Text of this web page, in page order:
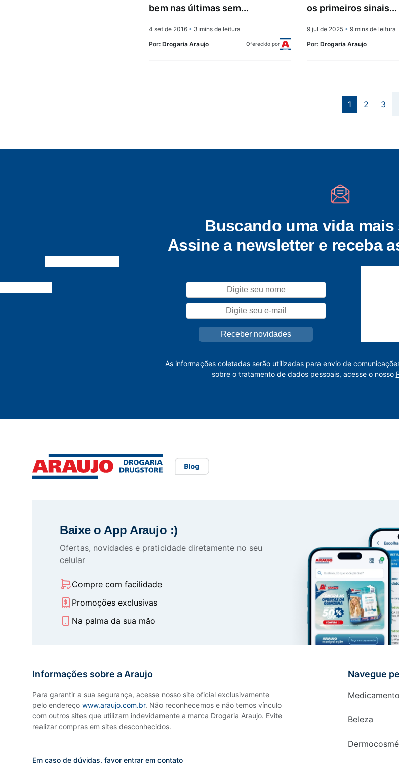
bem nas últimas sem...
4 set de 2016 • 3 mins de leitura
Por: Drogaria Araujo Oferecido por
os primeiros sinais...
9 jul de 2025 • 9 mins de leitura
Por: Drogaria Araujo
1 2 3
Buscando uma vida mais
Assine a newsletter e receba
As informações coletadas serão utilizadas para envio de
sobre o tratamento de dados pessoais, acesse o nosso
Baixe o App Araujo :)
Ofertas, novidades e praticidade diretamente no seu
celular
Compre com facilidade
Promoções exclusivas
Na palma da sua mão
Informações sobre a Araujo
Para garantir a sua segurança, acesse nosso site oficial exclusivamente
pelo endereço www.araujo.com.br. Não reconhecemos e não temos vínculo
com outros sites que utilizam indevidamente a marca Drogaria Araujo. Evite
realizar compras em sites desconhecidos.
Em caso de dúvidas, favor entrar em contato
Navegue
Beleza